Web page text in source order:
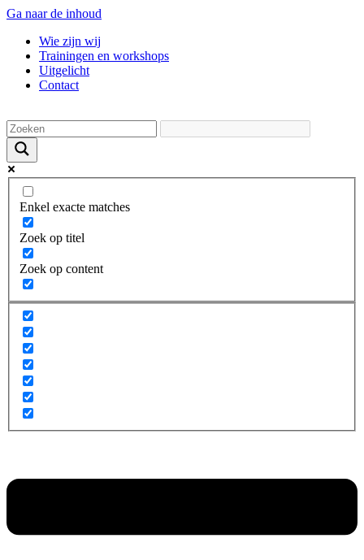
Ga naar de inhoud
Wie zijn wij
Trainingen en workshops
Uitgelicht
Contact
Enkel exacte matches
Zoek op titel
Zoek op content